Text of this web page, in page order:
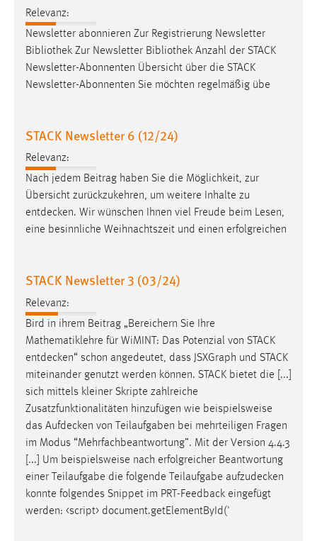
Relevanz:
Newsletter abonnieren Zur Registrierung Newsletter
Bibliothek Zur Newsletter Bibliothek Anzahl der STACK
Newsletter-Abonnenten Übersicht über die STACK
Newsletter-Abonnenten Sie möchten regelmäßig übe
STACK Newsletter 6 (12/24)
Relevanz:
Nach jedem Beitrag haben Sie die Möglichkeit, zur
Übersicht zurückzukehren, um weitere Inhalte zu
entdecken. Wir wünschen Ihnen viel Freude beim Lesen,
eine besinnliche Weihnachtszeit und einen erfolgreichen
STACK Newsletter 3 (03/24)
Relevanz:
Bird in ihrem Beitrag „Bereichern Sie Ihre
Mathematiklehre für WiMINT: Das Potenzial von STACK
entdecken“ schon angedeutet, dass JSXGraph und STACK
miteinander genutzt werden können. STACK bietet die [...]
sich mittels kleiner Skripte zahlreiche
Zusatzfunktionalitäten hinzufügen wie beispielsweise
das Aufdecken von Teilaufgaben bei mehrteiligen Fragen
im Modus “Mehrfachbeantwortung”. Mit der Version 4.4.3
[...] Um beispielsweise nach erfolgreicher Beantwortung
einer Teilaufgabe die folgende Teilaufgabe aufzudecken
konnte folgendes Snippet im PRT-Feedback eingefügt
werden: <­script> document.getElementById('
Name:
staticfilecache
Zweck:
Für performante Seitenauslieferung wird in diesem Cookie
gespeichert, ob man eingeloggt ist.
Name:
site-language-preference
Zweck:
Das Cookie speichert die gewählte Sprache der Website.
Cookie Laufzeit:
Name:
MibewSessionID, MIBEW_UserID, mibew_locale, mibew-
chat-frame-style-5e9dbeb1811c0446
Zweck:
Wird benötigt um die Chatfunktion nutzen zu können.
Cookie Laufzeit:
5e9dbeb1811c0446 = Sitzungslaufzeit, mibew_locale = 3
Jahre, MIBEW_UserID = 1 Jahr
Login